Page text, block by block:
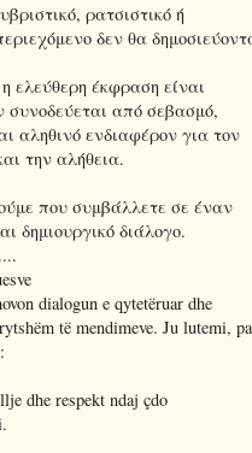
ρατσιστικό ή
δεν θα
ελεύθερη έκφραση είναι
συνοδεύεται από σεβασμό,
αληθινό ενδιαφέρον για τον
την αλήθεια.
που συμβάλλετε σε έναν
δημιουργικό διάλογο.
dialogun e qytetëruar dhe
të mendimeve. Ju lutemi,
dhe respekt ndaj çdo